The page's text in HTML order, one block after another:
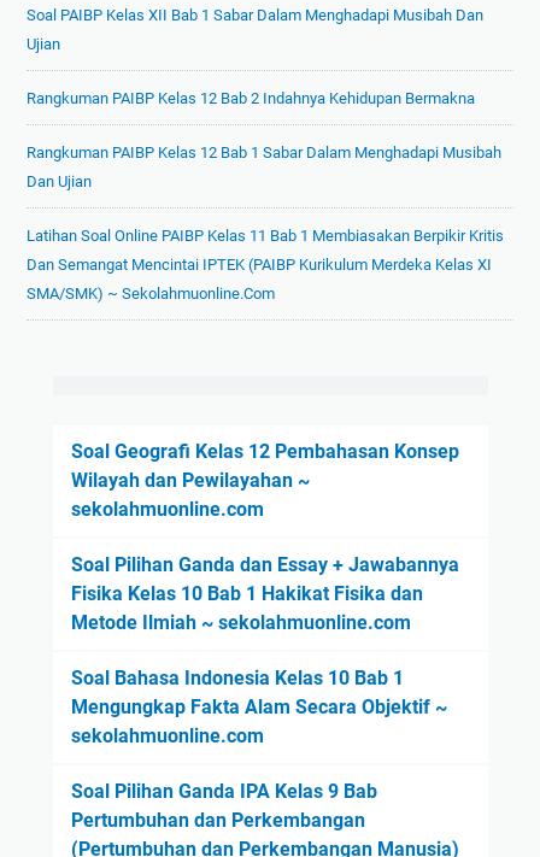
Soal PAIBP Kelas XII Bab 1 Sabar Dalam Menghadapi Musibah Dan
Ujian
Rangkuman PAIBP Kelas 12 Bab 2 Indahnya Kehidupan Bermakna
Rangkuman PAIBP Kelas 12 Bab 1 Sabar Dalam Menghadapi Musibah
Dan Ujian
Latihan Soal Online PAIBP Kelas 11 Bab 1 Membiasakan Berpikir Kritis
Dan Semangat Mencintai IPTEK (PAIBP Kurikulum Merdeka Kelas XI
SMA/SMK) ~ Sekolahmuonline.com
Soal Geografi Kelas 12 Pembahasan Konsep
Wilayah dan Pewilayahan ~
sekolahmuonline.com
Soal Pilihan Ganda dan Essay + Jawabannya
Fisika Kelas 10 Bab 1 Hakikat Fisika dan
Metode Ilmiah ~ sekolahmuonline.com
Soal Bahasa Indonesia Kelas 10 Bab 1
Mengungkap Fakta Alam Secara Objektif ~
sekolahmuonline.com
Soal Pilihan Ganda IPA Kelas 9 Bab
Pertumbuhan dan Perkembangan
(Pertumbuhan dan Perkembangan Manusia)